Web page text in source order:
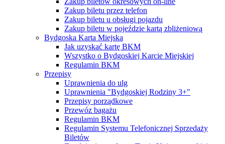
Zakup biletu przez telefon
Zakup biletu u obsługi pojazdu
Zakup biletu w pojeździe kartą zbliżeniową
Bydgoska Karta Miejska
Jak uzyskać kartę BKM
Wszystko o Bydgoskiej Karcie Miejskiej
Regulamin BKM
Przepisy
Uprawnienia do ulg
Uprawnienia "Bydgoskiej Rodziny 3+"
Przepisy porządkowe
Przewóz bagażu
Regulamin BKM
Regulamin Systemu Telefonicznej Sprzedaży
Biletów